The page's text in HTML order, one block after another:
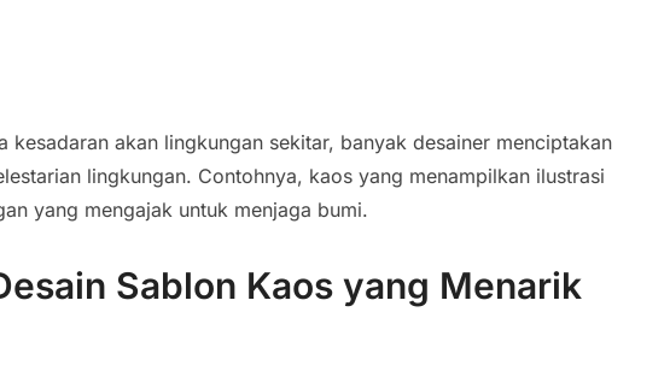
kesadaran akan lingkungan sekitar, banyak desainer menciptakan
lingkungan. Contohnya, kaos yang menampilkan ilustrasi
yang mengajak untuk menjaga bumi.
Sablon Kaos yang Menarik